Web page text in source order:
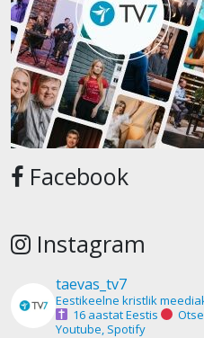
Facebook
Instagram
taevas_tv7
Eestikeelne kristlik
16 aastat Eestis
Youtube, Spotify